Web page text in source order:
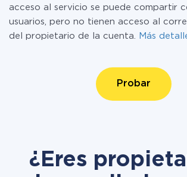
acceso al servicio se puede compartir
usuarios, pero no tienen acceso al
del propietario de la cuenta.
Más
Probar
¿Eres